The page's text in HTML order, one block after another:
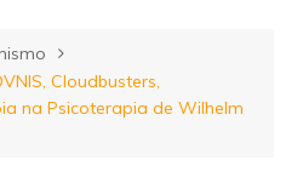
Cloudbusters,
na Psicoterapia de Wilhelm